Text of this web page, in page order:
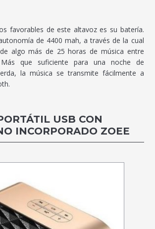
favorables de este altavoz es su batería.
de 4400 mah, a través de la cual
algo más de 25 horas de música entre
que suficiente para una noche de
la música se transmite fácilmente a
USB CON
INCORPORADO ZOEE